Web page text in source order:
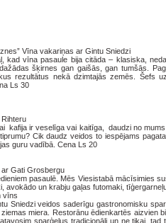
Vīna vakariņas ar Gintu Sniedzi
kad vīna pasaule bija citāda – klasiska,
šķirnes gan gaišās, gan tumšās.
rezultātus nekā dzimtajās zemēs. Šefs
Ls 30
kafija ir veselīga vai kaitīga, daudzi no
Cik daudz veidos to iespējams
guru vadībā. Cena Ls 20
ar Gati Grosbergu
pasaulē. Mēs Viesistabā mācīsimies
avokādo un krabju gaļas futomaki,
Sniedzi veidos saderīgu gastronomisku
miera. Restorānu ēdienkartēs aizvien
sparģeļus tradicionāli un ne tikai,